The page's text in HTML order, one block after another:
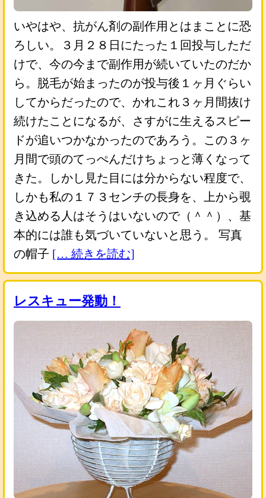
いやはや、抗がん剤の副作用とはまことに恐
ろしい。３月２８日にたった１回投与しただ
けで、今の今まで副作用が続いていたのだか
ら。脱毛が始まったのが投与後１ヶ月ぐらい
してからだったので、かれこれ３ヶ月間抜け
続けたことになるが、さすがに生えるスピー
ドが追いつかなかったのであろう。この３ヶ
月間で頭のてっぺんだけちょっと薄くなって
きた。しかし見た目には分からない程度で、
しかも私の１７３センチの長身を、上から覗
き込める人はそうはいないので（＾＾）、基
本的には誰も気づいていないと思う。 写真
の帽子 [… 続きを読む]
レスキュー発動！